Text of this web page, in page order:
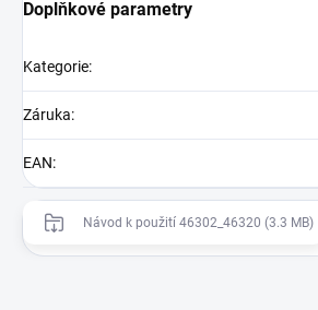
Doplňkové parametry
Kategorie:
Záruka:
EAN:
Návod k použití 46302_46320 (3.3 MB)